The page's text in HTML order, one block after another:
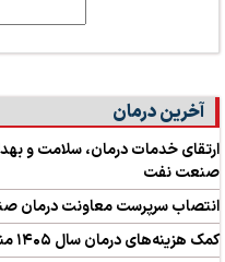
آخرین درمان
ارتقای خدمات درمان، سلامت و
صنعت نفت
انتصاب سرپرست معاونت درمان
کمک‌ هزینه‌های درمان سال ۱۴۰۵ منتشر شد